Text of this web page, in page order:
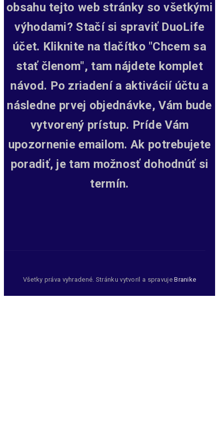
obsahu tejto web stránky so všetkými
výhodami? Stačí si spraviť DuoLife
účet. Kliknite na tlačítko "Chcem sa
stať členom", tam nájdete komplet
návod. Po zriadení a aktivácií účtu a
následne prvej objednávke, Vám bude
vytvorený prístup. Príde Vám
upozornenie emailom. Ak potrebujete
poradiť, je tam možnosť dohodnúť si
termín.
Všetky práva vyhradené. Stránku vytvoril a spravujeBranike